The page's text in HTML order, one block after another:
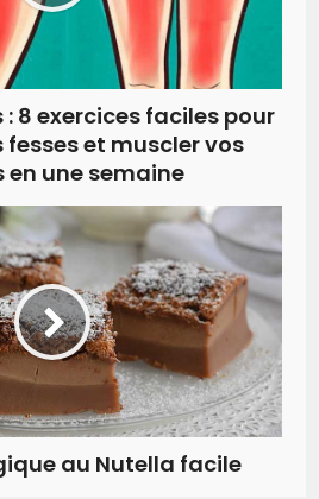
8 exercices faciles pour
et muscler vos
en une semaine
au Nutella facile